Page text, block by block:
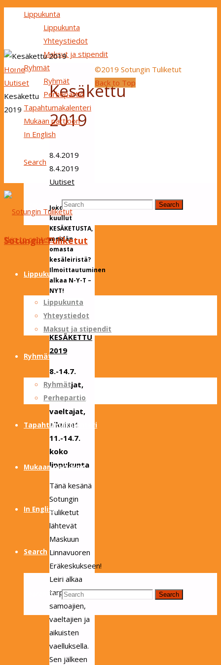
Lippukunta
Lippukunta
Yhteystiedot
Maksut ja stipendit
Ryhmät
Ryhmät
Perhepartio
Tapahtumakalenteri
Mukaan partioon
In English
Search
Search for: Search
Sotungin Tuliketut
Skip to content
Lippukunta
Lippukunta
Yhteystiedot
Maksut ja stipendit
Ryhmät
Ryhmät
Perhepartio
Tapahtumakalenteri
Mukaan partioon
In English
Search
Search for: Search
Home
Uutiset
Kesäkettu
2019
Kesäkettu
2019
8.4.2019
8.4.2019
Uutiset
Joko oot
kuullut
KESÄKETUSTA,
meidän
omasta
kesäleiristä?
Ilmoittautuminen
alkaa N-Y-T –
NYT!
KESÄKETTU
2019
8.-14.7.
tarpojat,
samoajat,
vaeltajat,
aikuiset
11.-14.7.
koko
lippukunta
Tänä kesänä
Sotungin
Tuliketut
lähtevät
Maskuun
Linnavuoren
Eräkeskukseen!
Leiri alkaa
tarpojien,
samoajien,
vaeltajien ja
aikuisten
vaelluksella.
Sen jälkeen
©2019 Sotungin Tuliketut
Back to Top